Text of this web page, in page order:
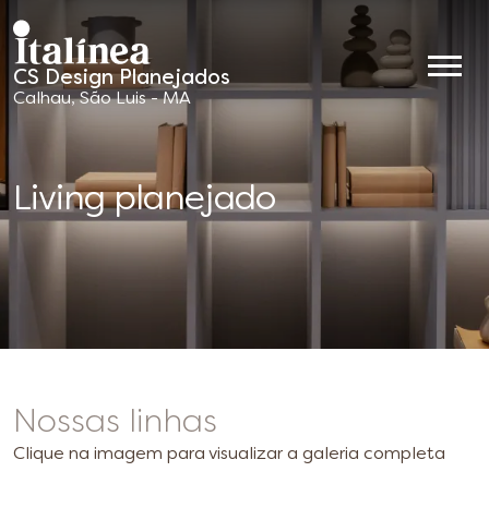
CS Design Planejados
Móveis
Calhau, São Luis - MA
Living planejado
Nossas linhas
Clique na imagem para visualizar a galeria completa